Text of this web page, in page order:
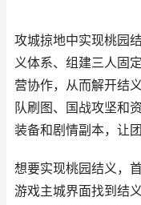
攻城掠地中实现桃园
义体系、组建三人固
营协作，从而解开结
队刷图、国战攻坚和
装备和剧情副本，让
想要实现桃园结义，
游戏主城界面找到结